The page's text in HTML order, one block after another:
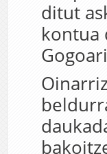
ditut
kontua